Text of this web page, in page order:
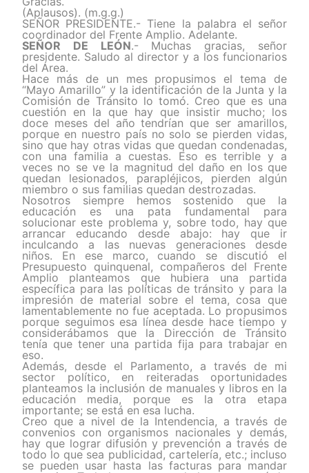
(Aplausos). (m.g.g.)
SEÑOR PRESIDENTE.- Tiene la palabra el señor
coordinador del Frente Amplio. Adelante.
SEÑOR DE LEÓN.- Muchas gracias, señor
presidente. Saludo al director y a los funcionarios
del Área.
Hace más de un mes propusimos el tema de
“Mayo Amarillo” y la identificación de la Junta y la
Comisión de Tránsito lo tomó. Creo que es una
cuestión en la que hay que insistir mucho; los
doce meses del año tendrían que ser amarillos,
porque en nuestro país no solo se pierden vidas,
sino que hay otras vidas que quedan condenadas,
con una familia a cuestas. Eso es terrible y a
veces no se ve la magnitud del daño en los que
quedan lesionados, parapléjicos, pierden algún
miembro o sus familias quedan destrozadas.
Nosotros siempre hemos sostenido que la
educación es una pata fundamental para
solucionar este problema y, sobre todo, hay que
arrancar educando desde abajo: hay que ir
inculcando a las nuevas generaciones desde
niños. En ese marco, cuando se discutió el
Presupuesto quinquenal, compañeros del Frente
Amplio planteamos que hubiera una partida
específica para las políticas de tránsito y para la
impresión de material sobre el tema, cosa que
lamentablemente no fue aceptada. Lo propusimos
porque seguimos esa línea desde hace tiempo y
considerábamos que la Dirección de Tránsito
tenía que tener una partida fija para trabajar en
eso.
Además, desde el Parlamento, a través de mi
sector político, en reiteradas oportunidades
planteamos la inclusión de manuales y libros en la
educación media, porque es la otra etapa
importante; se está en esa lucha.
Creo que a nivel de la Intendencia, a través de
convenios con organismos nacionales y demás,
hay que lograr difusión y prevención a través de
todo lo que sea publicidad, cartelería, etc.; incluso
se pueden usar hasta las facturas para mandar